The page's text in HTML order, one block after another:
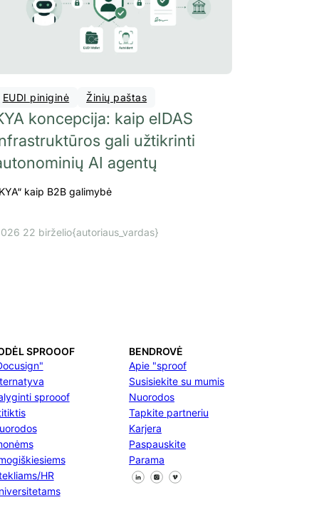
EUDI piniginė Žinių paštas
koncepcija: kaip eIDAS
gali užtikrinti
AI agentų
kaip B2B galimybė
22 birželio{autoriaus_vardas}
SPROOOF
sprooof
HR
BENDROVĖ
Apie "sproof
Susisiekite su mumis
Nuorodos
Tapkite partneriu
Karjera
Paspauskite
Parama
Sekite mus "Facebook
Sekite mus X
Sekite mus "LinkedIn